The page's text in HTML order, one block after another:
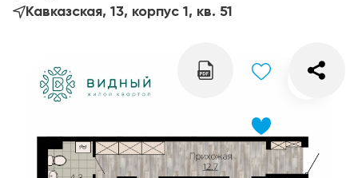
Кавказская, 13, корпус 1, кв. 51